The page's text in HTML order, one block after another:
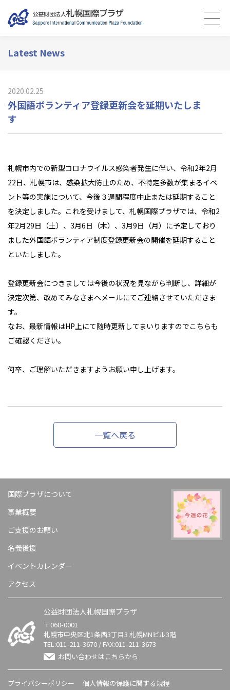
Latest News
外国語ボランティア登録更新会を延期いたしま
す
2020.02.25
札幌市内での新型コロナウイルス感染者発生に伴い、令和2年2月
22日、札幌市は、感染拡大防止のため、不特定多数が集まるイベ
ント等の実施について、今後３週間程度中止または延期すること
を決定しました。これを受けまして、札幌国際プラザでは、令和2
年2月29日（土）、3月6日（木）、3月9日（月）に予定しており
ました外国語ボランティア制度登録更新会の開催を延期すること
といたしました。
登録更新会につきましては今後の状況を見ながら判断し、詳細が
決定次第、改めてみなさまへメールにてご連絡させていただきま
す。
なお、最新情報はHP上にて随時更新してまいりますのでこちらも
ご確認ください。
何卒、ご理解いただきますようお願い申し上げます。
一覧へ戻る
国際プラザについて
事業概要
ご支援のお願い
名義後援
イベントカレンダー
アクセス
公益財団法人札幌国際プラザ
〒060-0001
札幌市中央区北1条西3丁目3 札幌MNビル3階
TEL:011-211-3670 / FAX:011-211-3673
お問い合わせはこちらから
プライバシーポリシー 個人情報の保護に関する規程